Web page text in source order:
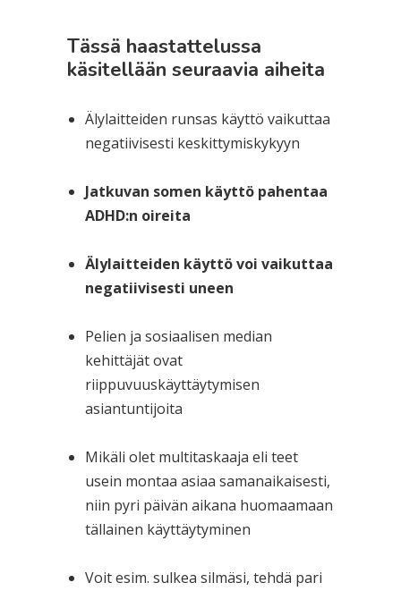
Tässä haastattelussa
käsitellään seuraavia aiheita
Älylaitteiden runsas käyttö vaikuttaa
negatiivisesti keskittymiskykyyn
Jatkuvan somen käyttö pahentaa
ADHD:n oireita
Älylaitteiden käyttö voi vaikuttaa
negatiivisesti uneen
Pelien ja sosiaalisen median
kehittäjät ovat
riippuvuuskäyttäytymisen
asiantuntijoita
Mikäli olet multitaskaaja eli teet
usein montaa asiaa samanaikaisesti,
niin pyri päivän aikana huomaamaan
tällainen käyttäytyminen
Voit esim. sulkea silmäsi, tehdä pari